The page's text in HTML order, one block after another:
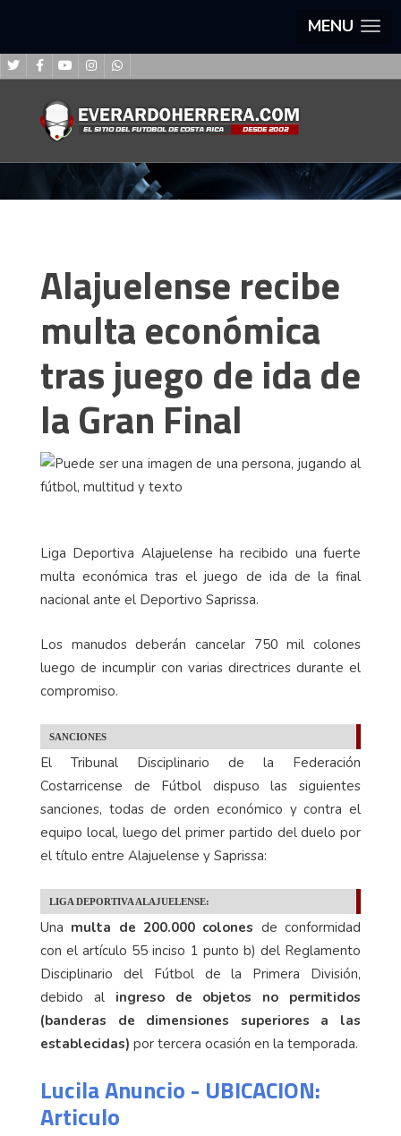
MENU
Alajuelense recibe
multa económica
tras juego de ida de
la Gran Final
Liga Deportiva Alajuelense ha recibido una fuerte
multa económica tras el juego de ida de la final
nacional ante el Deportivo Saprissa.
Los manudos deberán cancelar 750 mil colones
luego de incumplir con varias directrices durante el
compromiso.
SANCIONES
El Tribunal Disciplinario de la Federación
Costarricense de Fútbol dispuso las siguientes
sanciones, todas de orden económico y contra el
equipo local, luego del primer partido del duelo por
el título entre Alajuelense y Saprissa:
LIGA DEPORTIVA ALAJUELENSE:
Una multa de 200.000 colones de conformidad
con el artículo 55 inciso 1 punto b) del Reglamento
Disciplinario del Fútbol de la Primera División,
debido al ingreso de objetos no permitidos
(banderas de dimensiones superiores a las
establecidas) por tercera ocasión en la temporada.
Lucila Anuncio - UBICACION:
Articulo